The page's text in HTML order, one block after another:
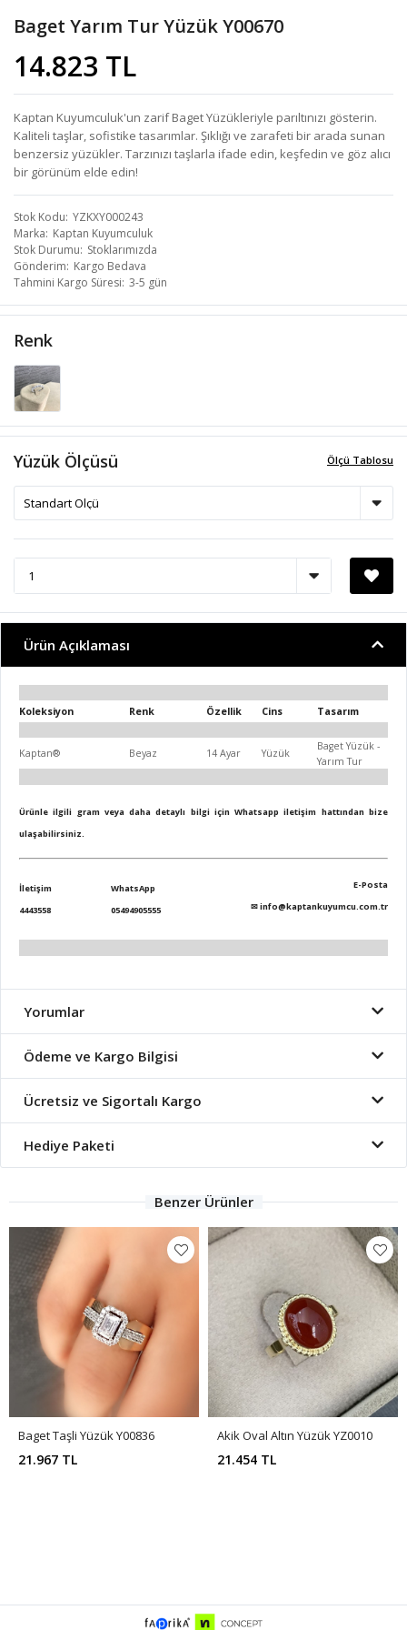
Baget Yarım Tur Yüzük Y00670
14.823 TL
Kaptan Kuyumculuk'un zarif Baget Yüzükleriyle parıltınızı gösterin.
Kaliteli taşlar, sofistike tasarımlar. Şıklığı ve zarafeti bir arada sunan
benzersiz yüzükler. Tarzınızı taşlarla ifade edin, keşfedin ve göz alıcı
bir görünüm elde edin!
Stok Kodu YZKXY000243
Marka Kaptan Kuyumculuk
Stok Durumu Stoklarımızda
Gönderim Kargo Bedava
Tahmini Kargo Süresi 3-5 gün
Renk
Ölçü Tablosu
Yüzük Ölçüsü
Ürün Açıklaması
Koleksiyon Renk Özellik Cins Tasarım
Kaptan® Beyaz 14 Ayar Yüzük
Baget Yüzük -
Yarım Tur
Ürünle ilgili gram veya daha detaylı bilgi için Whatsapp iletişim hattından bize
ulaşabilirsiniz.
İletişim
4443558
WhatsApp
05494905555
E-Posta
✉info@kaptankuyumcu.com.tr
Yorumlar
Ödeme ve Kargo Bilgisi
Ücretsiz ve Sigortalı Kargo
Hediye Paketi
Benzer Ürünler
Baget Taşli Yüzük Y00836
21.967 TL
Akik Oval Altın Yüzük YZ0010
21.454 TL